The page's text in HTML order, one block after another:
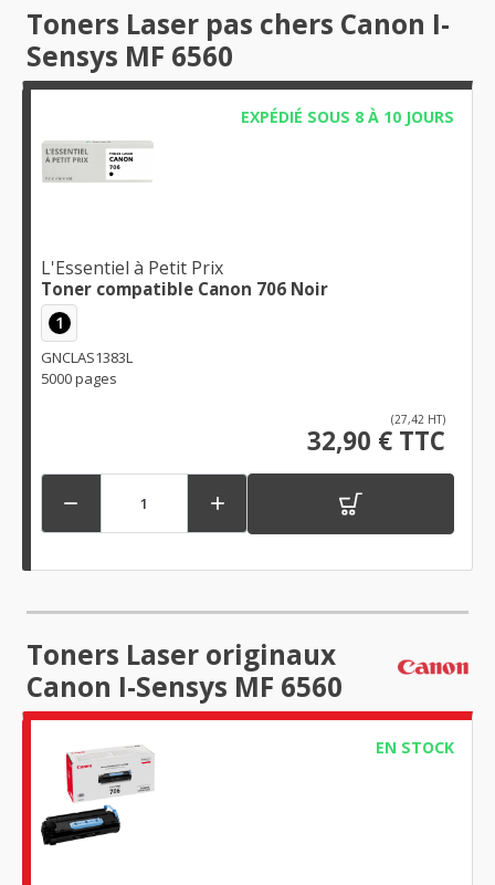
Toners Laser pas chers Canon I-
Sensys MF 6560
EXPÉDIÉ SOUS 8 À 10 JOURS
L'Essentiel à Petit Prix
Toner compatible Canon 706 Noir
1
GNCLAS1383L
5000 pages
(27,42 HT)
32,90 € TTC
 
Toners Laser originaux
Canon I-Sensys MF 6560
EN STOCK